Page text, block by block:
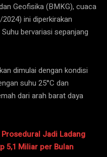
Geofisika (BMKG), cuaca
ini diperkirakan
bervariasi sepanjang
dimulai dengan kondisi
suhu 25°C dan
dari arah barat daya
Jadi Ladang
5,1 Miliar per Bulan